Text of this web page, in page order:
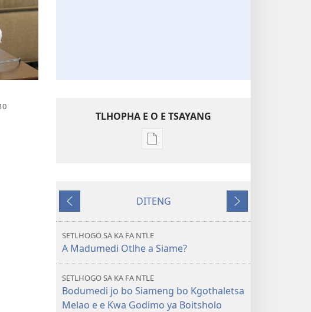
TLHOPHA E O E TSAYANG
Ditsela
dikgatiso
ileketeroniki
TORA
TEBELO
August 2009
e
fetileng
DITENG
e
SETLHOGO SA KA FA NTLE
A Madumedi Otlhe a Siame?
SETLHOGO SA KA FA NTLE
Bodumedi jo bo Siameng bo Kgothaletsa
Melao e e Kwa Godimo ya Boitsholo